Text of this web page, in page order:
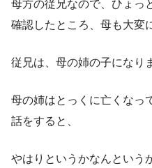
母方の従兄なので、ひょっ
確認したところ、母も大変
従兄は、母の姉の子になり
母の姉はとっくに亡くなっ
話をすると、
やはりというかなんという